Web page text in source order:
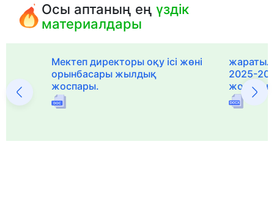
Осы аптаның еңүздік
материалдары
Мектеп директоры оқу ісі жөні
орынбасары жылдық
жоспары.
2025-
жоспары